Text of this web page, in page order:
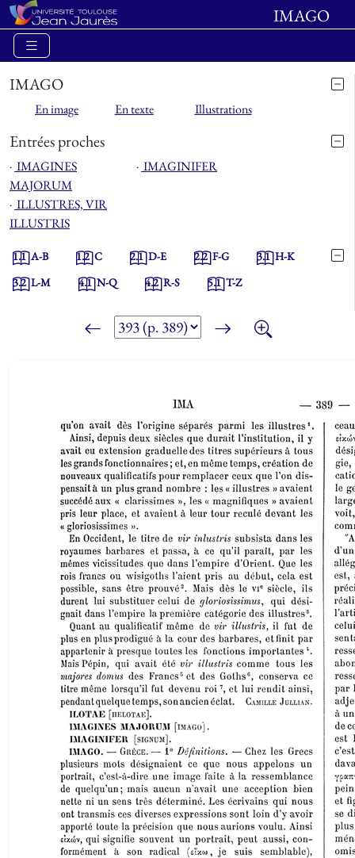
IMAGO
IMAGO
En image En texte Illustrations
Entrées proches
⋅ IMAGINES
MAJORUM
⋅ IMAGINIFER
⋅ ILLUSTRES, VIR
ILLUSTRIS
1.1A-B 1.2C 2.1D-E 2.2F-G 3.1H-K
3.2L-M 4.1N-Q 4.2R-S 5.1T-Z